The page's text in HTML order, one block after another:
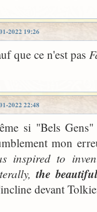
2022 19:26
que ce n'est pas
2022 22:48
si "Bels
mon
inspired to
the
devant